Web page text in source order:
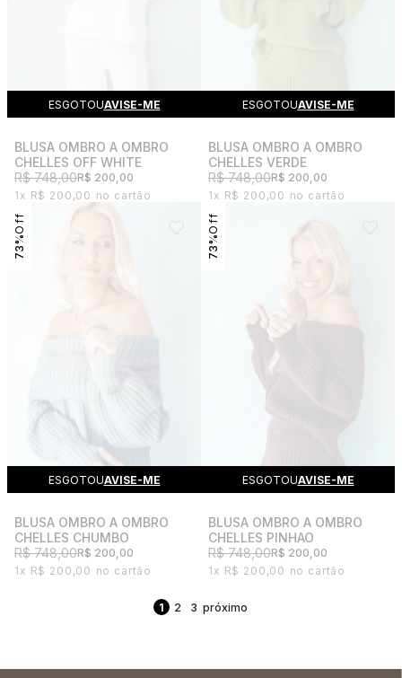
ESGOTOUAVISE-ME
BLUSA OMBRO A OMBRO
CHELLES OFF WHITE
R$ 748,00R$ 200,00
1x R$ 200,00
ESGOTOUAVISE-ME
BLUSA OMBRO A OMBRO
CHELLES VERDE
R$ 748,00R$ 200,00
1x R$ 200,00
73%
ESGOTOUAVISE-ME
BLUSA OMBRO A OMBRO
CHELLES CHUMBO
R$ 748,00R$ 200,00
1x R$ 200,00
73%
ESGOTOUAVISE-ME
BLUSA OMBRO A OMBRO
CHELLES PINHAO
R$ 748,00R$ 200,00
1x R$ 200,00
1 2 3